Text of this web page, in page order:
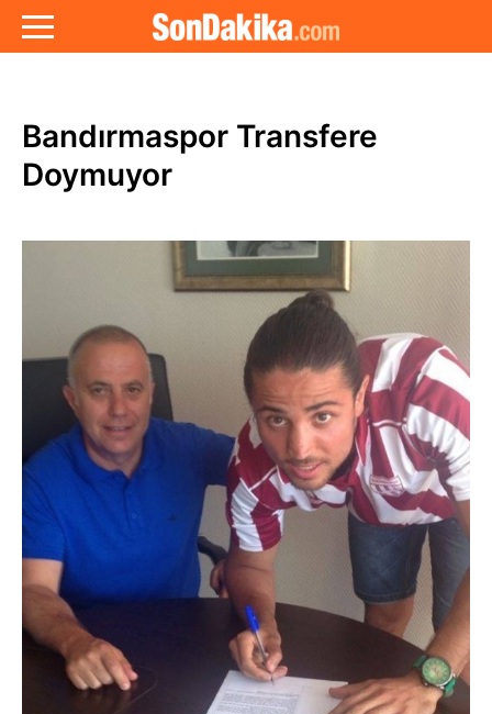
Bandırmaspor Transfere
Doymuyor